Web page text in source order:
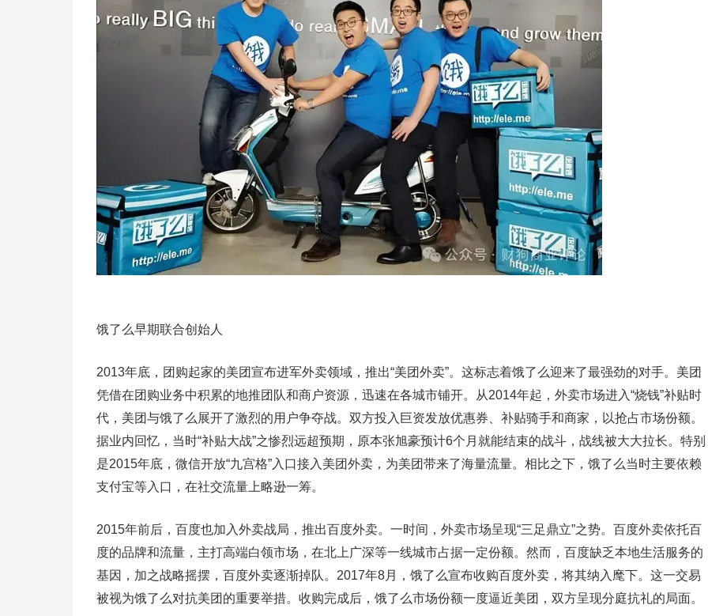
饿了么早期联合创始人
2013年底，团购起家的美团宣布进军外卖领域，推出“美团外卖”。这标志着饿了么迎来了最强劲的对手。美团
凭借在团购业务中积累的地推团队和商户资源，迅速在各城市铺开。从2014年起，外卖市场进入“烧钱”补贴时
代，美团与饿了么展开了激烈的用户争夺战。双方投入巨资发放优惠券、补贴骑手和商家，以抢占市场份额。
据业内回忆，当时“补贴大战”之惨烈远超预期，原本张旭豪预计6个月就能结束的战斗，战线被大大拉长。特别
是2015年底，微信开放“九宫格”入口接入美团外卖，为美团带来了海量流量。相比之下，饿了么当时主要依赖
支付宝等入口，在社交流量上略逊一筹。
2015年前后，百度也加入外卖战局，推出百度外卖。一时间，外卖市场呈现“三足鼎立”之势。百度外卖依托百
度的品牌和流量，主打高端白领市场，在北上广深等一线城市占据一定份额。然而，百度缺乏本地生活服务的
基因，加之战略摇摆，百度外卖逐渐掉队。2017年8月，饿了么宣布收购百度外卖，将其纳入麾下。这一交易
被视为饿了么对抗美团的重要举措。收购完成后，饿了么市场份额一度逼近美团，双方呈现分庭抗礼的局面。